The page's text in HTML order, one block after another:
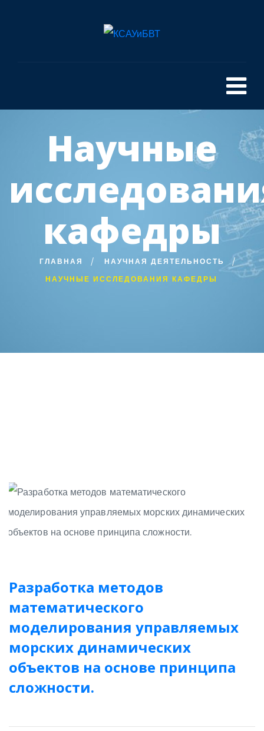
Научные
кафедры
ГЛАВНАЯ
НАУЧНАЯ ДЕЯТЕЛЬНОСТЬ
НАУЧНЫЕ ИССЛЕДОВАНИЯ КАФЕДРЫ
Разработка методов
математического
моделирования управляемых
морских динамических
объектов на основе принципа
сложности.